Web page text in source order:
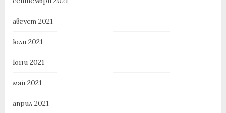
август 2021
юли 2021
юни 2021
май 2021
април 2021